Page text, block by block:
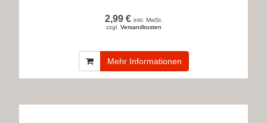
2,99 € inkl. MwSt.
zzgl. Versandkosten
Mehr Informationen